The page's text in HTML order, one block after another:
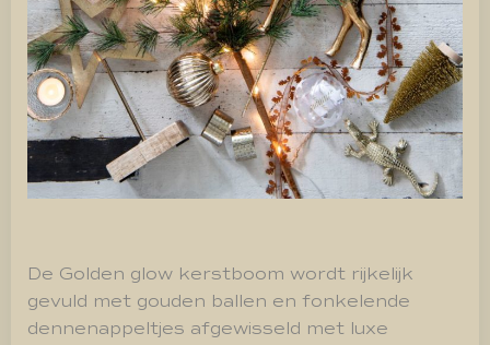
De Golden glow kerstboom wordt rijkelijk
gevuld met gouden ballen en fonkelende
dennenappeltjes afgewisseld met luxe